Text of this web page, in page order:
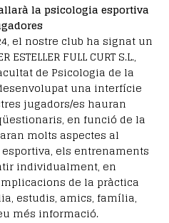
la psicologia esportiva
el nostre club ha signat un
FULL CURT S.L.,
de Psicologia de la
una interfície
jugadors/es hauran
en funció de la
molts aspectes al
els entrenaments
individualment, en
de la pràctica
estudis, amics, família,
més informació.